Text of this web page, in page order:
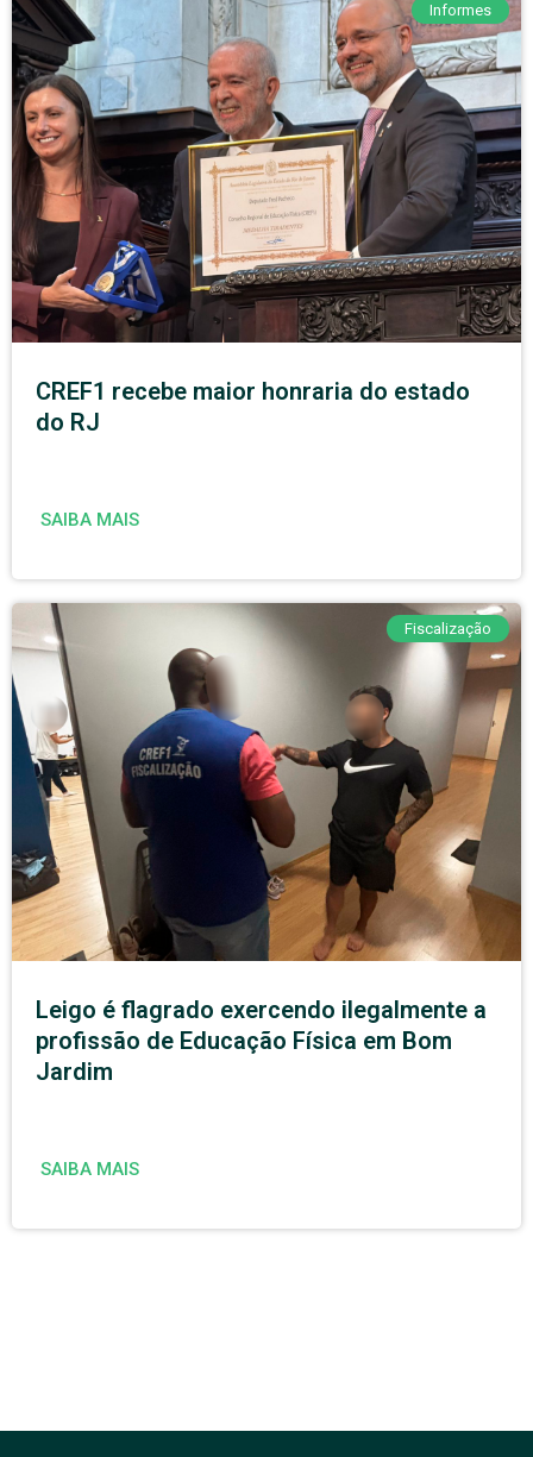
Informes
CREF1 recebe maior honraria do estado
do RJ
SAIBA MAIS
Fiscalização
Leigo é flagrado exercendo ilegalmente a
profissão de Educação Física em Bom
Jardim
SAIBA MAIS